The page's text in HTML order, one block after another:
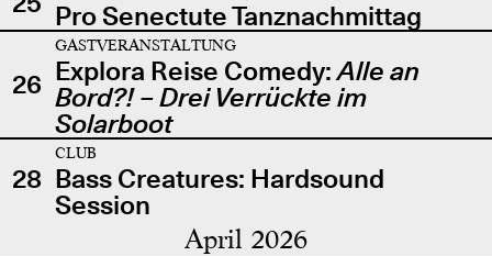
Pro Senectute Tanznachmittag
26
GASTVERANSTALTUNG
Explora Reise Comedy:Alle an
Bord?! – Drei Verrückte im
Solarboot
28
CLUB
Bass Creatures: Hardsound
Session
April 2026